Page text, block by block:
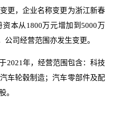
更，企业名称变更为浙江新春
本从1800万元增加到5000万
公司经营范围亦发生变更。
2021年，经营范围包含：科技
车轮毂制造；汽车零部件及配
。